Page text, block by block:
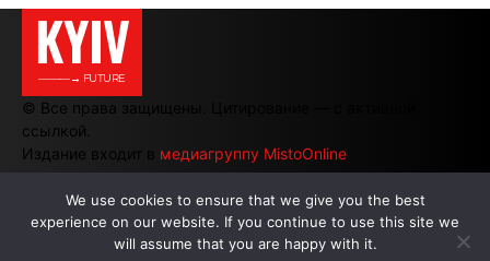
KYIV
———→ FUTURE
© Все права защищены. Цитирование — с активной
ссылкой.
Издание входит в медиагруппу MistoOnline
АВТОРЫ | РЕКЛАМА НА САЙТЕ
We use cookies to ensure that we give you the best
experience on our website. If you continue to use this site we
will assume that you are happy with it.